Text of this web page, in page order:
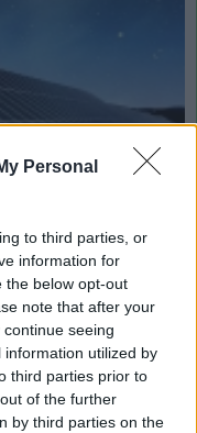
Personal
to third parties, or
information for
the below opt-out
note that after your
seeing
utilized by
third parties prior to
of the further
by third parties on the
napelemek
de egyelőre még nem